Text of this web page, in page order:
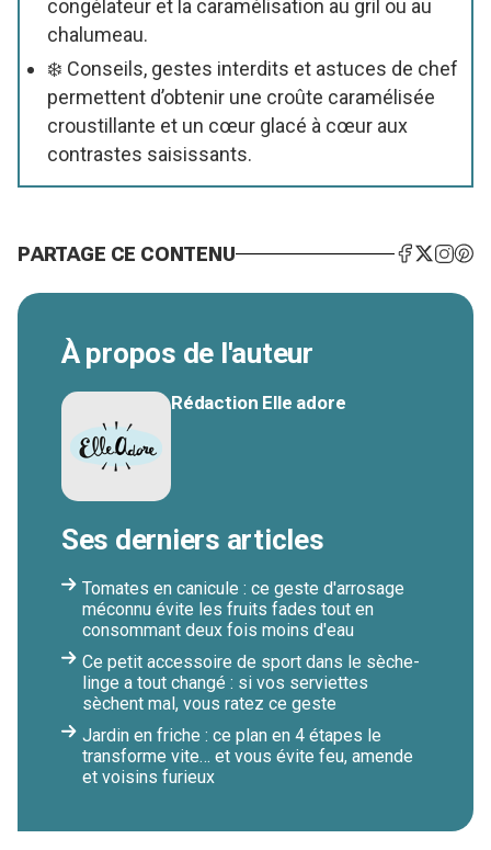
congélateur et la caramélisation au gril ou au
chalumeau.
❄️ Conseils, gestes interdits et astuces de chef
permettent d’obtenir une croûte caramélisée
croustillante et un cœur glacé à cœur aux
contrastes saisissants.
PARTAGE CE CONTENU
À propos de l'auteur
Rédaction Elle adore
Ses derniers articles
Tomates en canicule : ce geste d'arrosage
méconnu évite les fruits fades tout en
consommant deux fois moins d'eau
Ce petit accessoire de sport dans le sèche-
linge a tout changé : si vos serviettes
sèchent mal, vous ratez ce geste
Jardin en friche : ce plan en 4 étapes le
transforme vite… et vous évite feu, amende
et voisins furieux